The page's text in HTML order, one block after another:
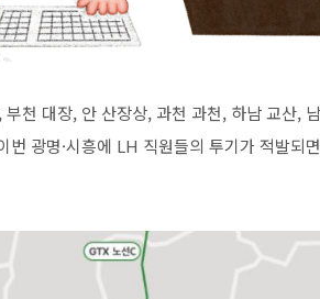
천 대장, 안 산장상, 과천 과천, 하남 교산,
번 광명·시흥에 LH 직원들의 투기가 적발되